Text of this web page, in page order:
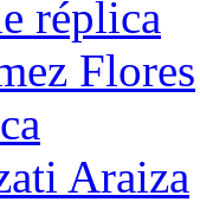
réplica
Flores
Araiza